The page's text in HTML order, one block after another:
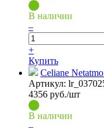
В наличии
–
+
Купить
Celiane
Артикул:
4356 руб./шт
В наличии